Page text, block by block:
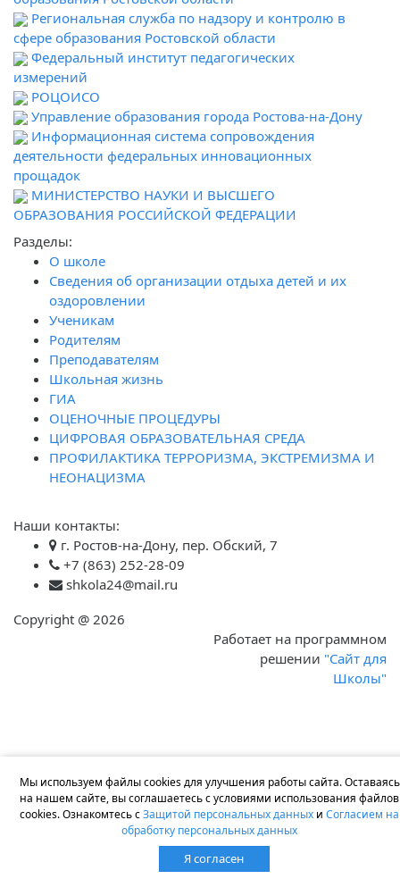
Региональная служба по надзору и контролю в
сфере образования Ростовской области
Федеральный институт педагогических
измерений
РОЦОИСО
Управление образования города Ростова-на-Дону
Информационная система сопровождения
деятельности федеральных инновационных
прощадок
МИНИСТЕРСТВО НАУКИ И ВЫСШЕГО
ОБРАЗОВАНИЯ РОССИЙСКОЙ ФЕДЕРАЦИИ
Разделы:
О школе
Сведения об организации отдыха детей и их
оздоровлении
Ученикам
Родителям
Преподавателям
Школьная жизнь
ГИА
ОЦЕНОЧНЫЕ ПРОЦЕДУРЫ
ЦИФРОВАЯ ОБРАЗОВАТЕЛЬНАЯ СРЕДА
ПРОФИЛАКТИКА ТЕРРОРИЗМА, ЭКСТРЕМИЗМА И
НЕОНАЦИЗМА
Наши контакты:
г. Ростов-на-Дону, пер. Обский, 7
+7 (863) 252-28-09
shkola24@mail.ru
Copyright @ 2026
Работает на программном
решении "Сайт для
Школы"
Мы используем файлы cookies для улучшения работы сайта. Оставаясь
на нашем сайте, вы соглашаетесь с условиями использования файлов
cookies. Ознакомтесь сЗащитой персональных данных и Согласием на
обработку персональных данных
Я согласен